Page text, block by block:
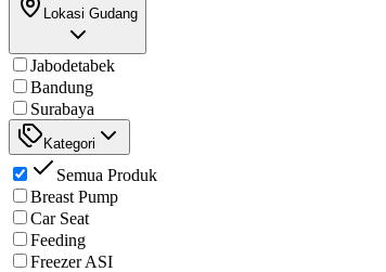
Lokasi Gudang
Jabodetabek
Bandung
Surabaya
Kategori
Semua Produk
Breast Pump
Car Seat
Feeding
Freezer ASI